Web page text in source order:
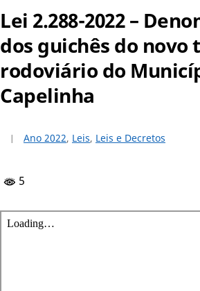
Lei 2.288-2022 –
dos guichês do
rodoviário do
Capelinha
Ano 2022, Leis, Leis e Decretos
5